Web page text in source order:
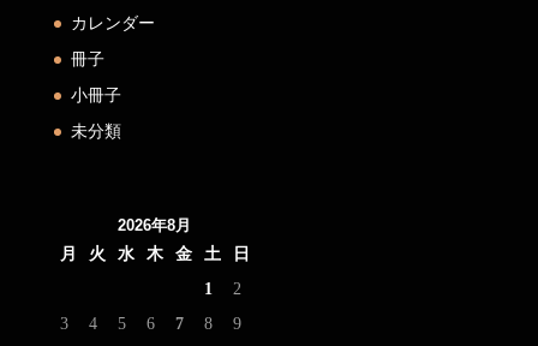
カレンダー
冊子
小冊子
未分類
2026年8月
月
火 水 木 金 土
日
1
2
3
4 5 6 7 8
9